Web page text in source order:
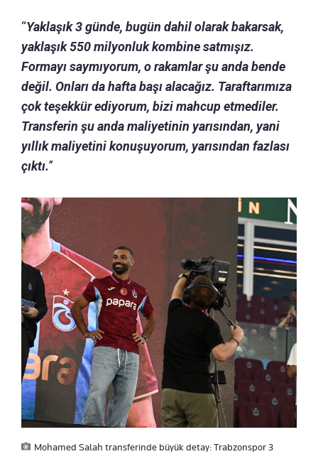
“Yaklaşık 3 günde, bugün dahil olarak bakarsak,
yaklaşık 550 milyonluk kombine satmışız.
Formayı saymıyorum, o rakamlar şu anda bende
değil. Onları da hafta başı alacağız. Taraftarımıza
çok teşekkür ediyorum, bizi mahcup etmediler.
Transferin şu anda maliyetinin yarısından, yani
yıllık maliyetini konuşuyorum, yarısından fazlası
çıktı.”
Mohamed Salah transferinde büyük detay: Trabzonspor 3